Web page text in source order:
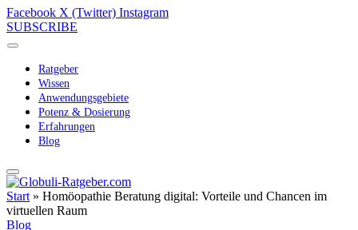
Facebook X (Twitter) Instagram
SUBSCRIBE
Ratgeber
Wissen
Anwendungsgebiete
Potenz & Dosierung
Erfahrungen
Blog
Start » Homöopathie Beratung digital: Vorteile und Chancen im
virtuellen Raum
Blog